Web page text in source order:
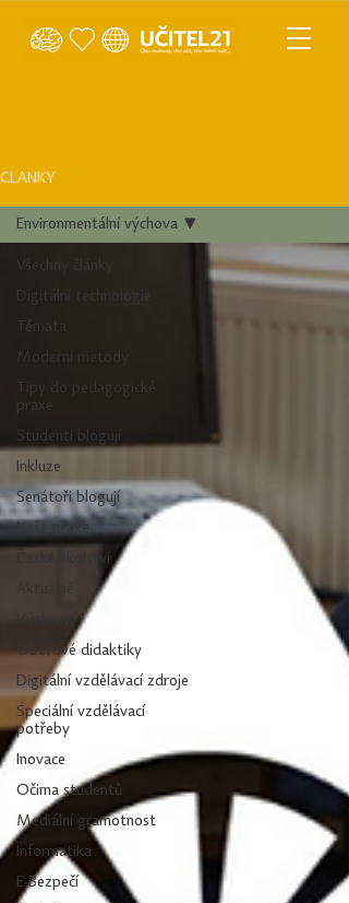
ČLÁNKY
Všechny články
Digitální technologie
Témata
Moderní metody
Tipy do pedagogické
praxe
Studenti blogují
Inkluze
Senátoři blogují
Naše praxe
České školství
Výzkumy
Oborové didaktiky
Digitální vzdělávací zdroje
Speciální vzdělávací
potřeby
Inovace
Očima studentů
Mediální gramotnost
Informatika
E-Bezpečí
Environmentální výchova